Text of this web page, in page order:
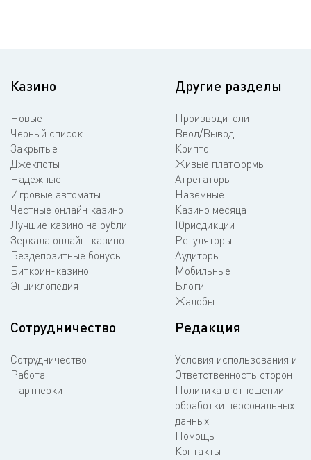
Казино
Новые
Черный список
Закрытые
Джекпоты
Надежные
Игровые автоматы
Честные онлайн казино
Лучшие казино на рубли
Зеркала онлайн-казино
Бездепозитные бонусы
Биткоин-казино
Энциклопедия
Другие разделы
Производители
Ввод/Вывод
Крипто
Живые платформы
Агрегаторы
Наземные
Казино месяца
Юрисдикции
Регуляторы
Аудиторы
Мобильные
Блоги
Жалобы
Сотрудничество
Сотрудничество
Работа
Партнерки
Редакция
Условия использования и
Ответственность сторон
Политика в отношении
обработки персональных
данных
Помощь
Контакты